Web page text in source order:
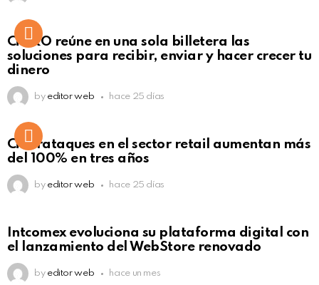
Not Safe For Work
Click to view this post
CiNKO reúne en una sola billetera las
soluciones para recibir, enviar y hacer crecer tu
dinero
by editor web hace 25 días
Ciberataques en el sector retail aumentan más
del 100% en tres años
by editor web hace 25 días
Intcomex evoluciona su plataforma digital con
el lanzamiento del WebStore renovado
by editor web hace un mes